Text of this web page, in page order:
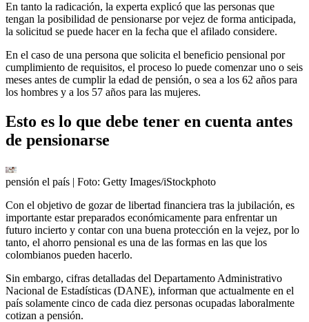
En tanto la radicación, la experta explicó que las personas que
tengan la posibilidad de pensionarse por vejez de forma anticipada,
la solicitud se puede hacer en la fecha que el afilado considere.
En el caso de una persona que solicita el beneficio pensional por
cumplimiento de requisitos, el proceso lo puede comenzar uno o seis
meses antes de cumplir la edad de pensión, o sea a los 62 años para
los hombres y a los 57 años para las mujeres.
Esto es lo que debe tener en cuenta antes
de pensionarse
pensión el país | Foto: Getty Images/iStockphoto
Con el objetivo de gozar de libertad financiera tras la jubilación, es
importante estar preparados económicamente para enfrentar un
futuro incierto y contar con una buena protección en la vejez, por lo
tanto, el ahorro pensional es una de las formas en las que los
colombianos pueden hacerlo.
Sin embargo, cifras detalladas del Departamento Administrativo
Nacional de Estadísticas (DANE), informan que actualmente en el
país solamente cinco de cada diez personas ocupadas laboralmente
cotizan a pensión.